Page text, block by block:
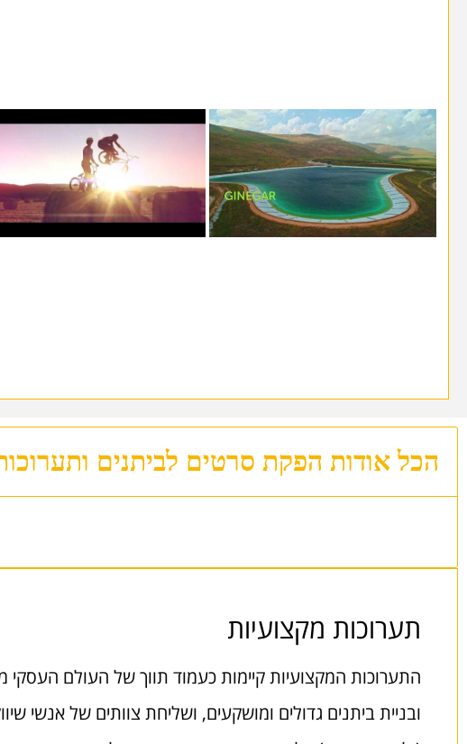
הכל אודות הפקת סרטים לביתנים
תערוכות מקצועיות
התערוכות המקצועיות קיימות כעמוד תווך של העולם
ובניית ביתנים גדולים ומושקעים, ושליחת צוותים של אנשי